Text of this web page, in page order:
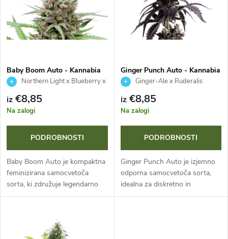
r
č
a
n
j
e
z
n
a
m
i
d
e
Baby Boom Auto - Kannabia
Seed Company
Northern Light x Blueberry x
Ruderalis
iz €8,85
Na zalogi
PODROBNOSTI
Baby Boom Auto je kompaktna
feminizirana samocvetoča
sorta, ki združuje legendarno
genetiko Northern Lights in
THC okoli 19 %...
Ginger Punch Auto - Kannabia
Seed Company
Ginger-Ale x Ruderalis
iz€8,85
Na zalogi
PODROBNOSTI
Ginger Punch Auto je izjemno
odporna samocvetoča sorta,
idealna za diskretno in
»guerrilla« gojenje. Ta indika-